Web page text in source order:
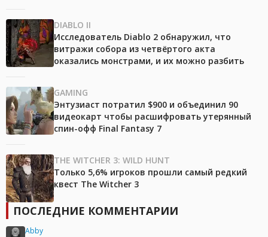
DIABLO II
Исследователь Diablo 2 обнаружил, что
витражи собора из четвёртого акта
оказались монстрами, и их можно разбить
GAMING
Энтузиаст потратил $900 и объединил 90
видеокарт чтобы расшифровать утерянный
спин-офф Final Fantasy 7
THE WITCHER 3: WILD HUNT
Только 5,6% игроков прошли самый редкий
квест The Witcher 3
ПОСЛЕДНИЕ КОММЕНТАРИИ
Abby